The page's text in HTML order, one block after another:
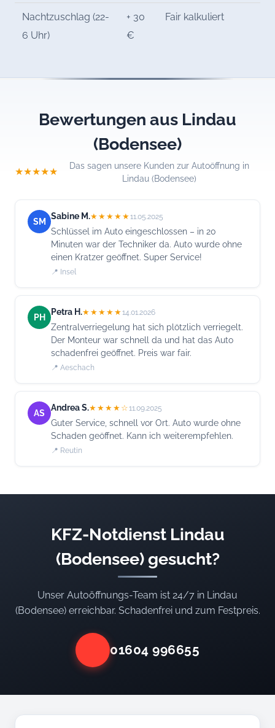
Nachtzuschlag (22-
6 Uhr)
+ 30
€
Fair kalkuliert
Bewertungen aus Lindau
(Bodensee)
★★★★★
Das sagen unsere Kunden zur Autoöffnung in
Lindau (Bodensee)
SM
Sabine M.★★★★★11.05.2025
Schlüssel im Auto eingeschlossen – in 20
Minuten war der Techniker da. Auto wurde ohne
einen Kratzer geöffnet. Super Service!
📍 Insel
PH
Petra H.★★★★★14.01.2026
Zentralverriegelung hat sich plötzlich verriegelt.
Der Monteur war schnell da und hat das Auto
schadenfrei geöffnet. Preis war fair.
📍 Aeschach
AS
Andrea S.★★★★☆11.09.2025
Guter Service, schnell vor Ort. Auto wurde ohne
Schaden geöffnet. Kann ich weiterempfehlen.
📍 Reutin
KFZ-Notdienst Lindau
(Bodensee) gesucht?
Unser Autoöffnungs-Team ist 24/7 in Lindau
(Bodensee) erreichbar. Schadenfrei und zum Festpreis.
01604 996655